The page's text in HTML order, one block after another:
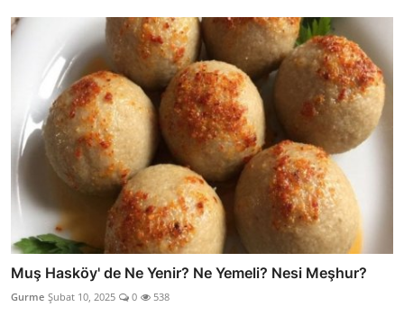
Muş Hasköy' de Ne Yenir? Ne Yemeli? Nesi Meşhur?
Gurme Şubat 10, 2025 0 538